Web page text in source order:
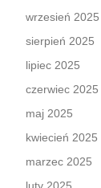
wrzesień 2025
sierpień 2025
lipiec 2025
czerwiec 2025
maj 2025
kwiecień 2025
marzec 2025